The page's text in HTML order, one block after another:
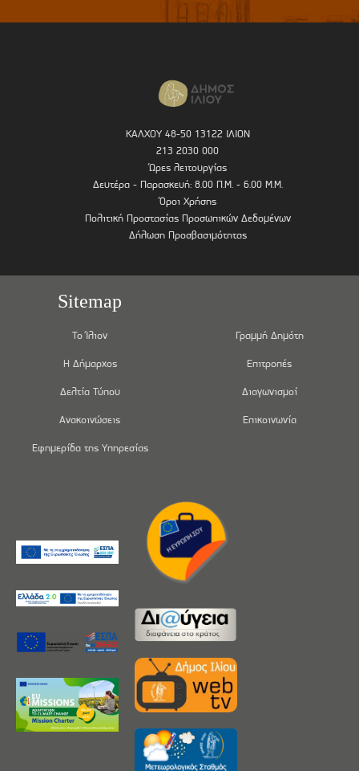
ΚΑΛΧΟΥ 48-50 13122 ΙΛΙΟΝ
213 2030 000
Ώρες λειτουργίας
Δευτέρα - Παρασκευή: 8.00 Π.Μ. - 6.00 Μ.Μ.
Όροι Χρήσης
Πολιτική Προστασίας Προσωπικών Δεδομένων
Δήλωση Προσβασιμότητας
Sitemap
Το Ίλιον
Η Δήμαρχος
Δελτία Τύπου
Ανακοινώσεις
Εφημερίδα της Υπηρεσίας
Γραμμή Δημότη
Επιτροπές
Διαγωνισμοί
Επικοινωνία